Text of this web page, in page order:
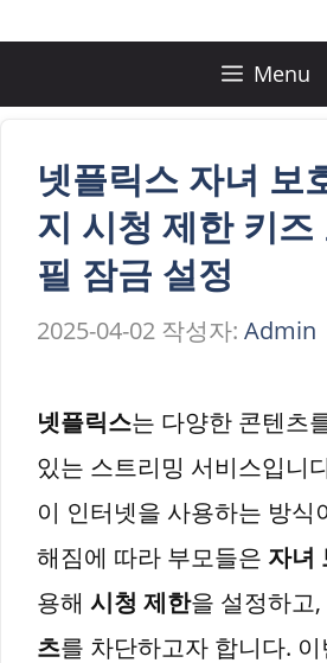
츠
Menu
넷플릭스 자녀 보
지 시청 제한 키즈
필 잠금 설정
2025-04-02 작성자: Admin
넷플릭스는 다양한 콘텐츠
있는 스트리밍 서비스입니
이 인터넷을 사용하는 방식
해짐에 따라 부모들은 자녀
용해 시청 제한을 설정하고,
츠를 차단하고자 합니다.